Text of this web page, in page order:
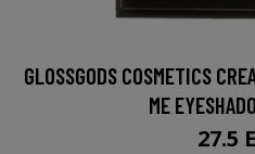
GLOSSGODS COSMETICS
ME
27.5